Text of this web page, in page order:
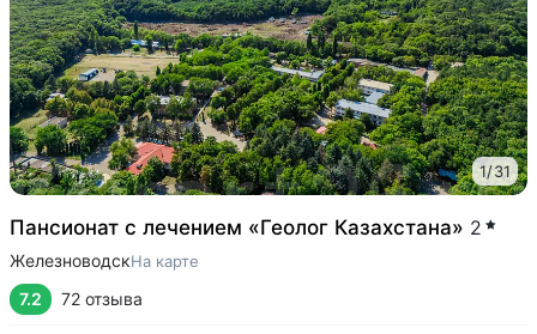
1/31
Пансионат с лечением «Геолог Казахстана» 2
ЖелезноводскНа карте
7.2 72 отзыва